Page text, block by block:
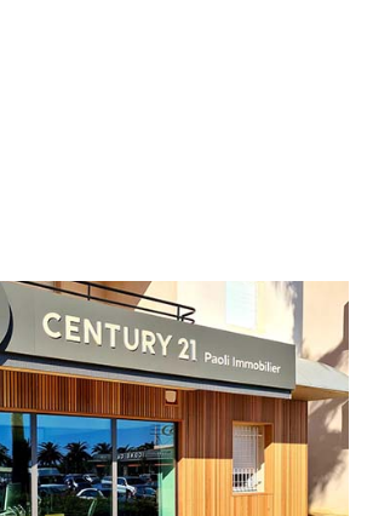
21 Paoli Immobilier
(bât B)
SAN NICOLAO - 20230
Envoyer un message